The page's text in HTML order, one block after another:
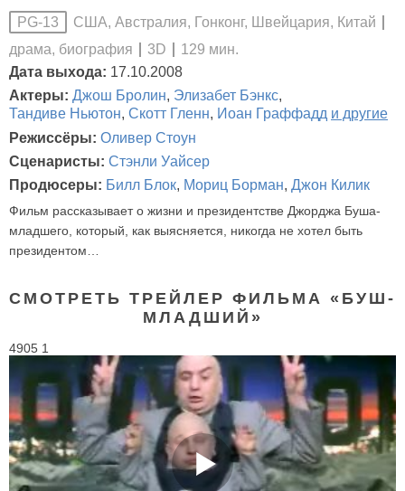
PG-13
США, Австралия, Гонконг, Швейцария, Китай
драма, биография
3D
129 мин.
Дата выхода: 17.10.2008
Актеры: Джош Бролин, Элизабет Бэнкс,
Тандиве Ньютон, Скотт Гленн, Иоан Граффадд и другие
Режиссёры: Оливер Стоун
Сценаристы: Стэнли Уайсер
Продюсеры: Билл Блок, Мориц Борман, Джон Килик
Фильм рассказывает о жизни и президентстве Джорджа Буша-
младшего, который, как выясняется, никогда не хотел быть
президентом…
СМОТРЕТЬ ТРЕЙЛЕР ФИЛЬМА «БУШ-
МЛАДШИЙ»
4905 1